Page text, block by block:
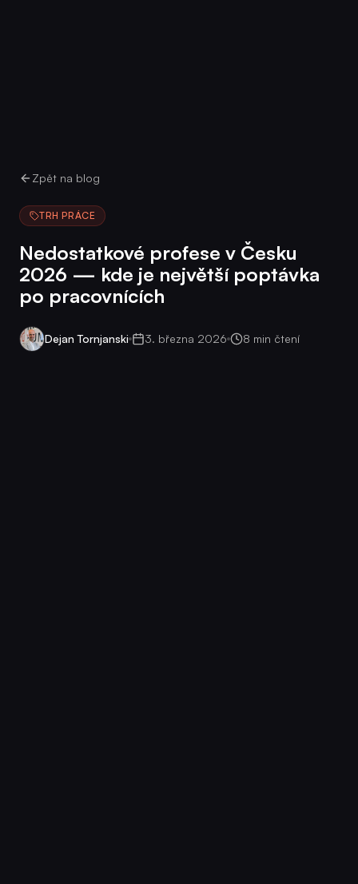
Zpět na blog
TRH PRÁCE
Nedostatkové profese v Česku
2026 — kde je největší poptávka
po pracovnících
Dejan Tornjanski 3. března 2026 8 min čtení